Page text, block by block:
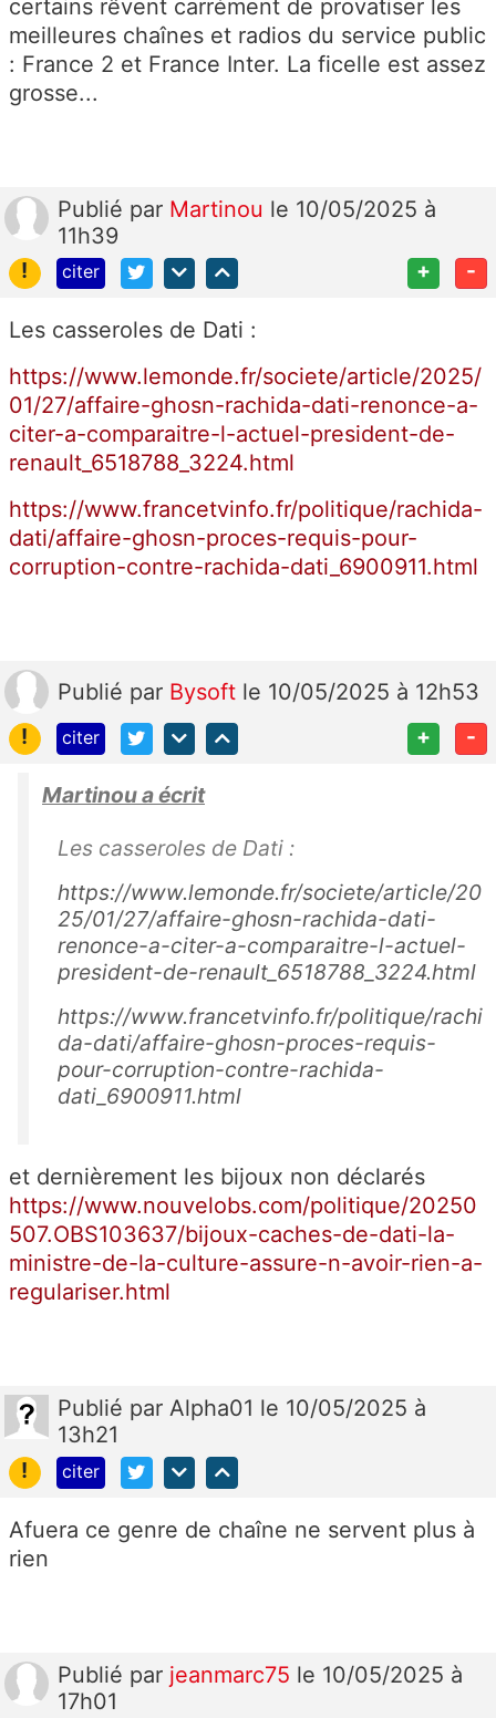
certains rêvent carrément de provatiser les
meilleures chaînes et radios du service public
: France 2 et France Inter. La ficelle est assez
grosse...
Publié par Martinou le 10/05/2025 à
11h39
!
citer + -
Les casseroles de Dati :
https://www.lemonde.fr/societe/article/2025/
01/27/affaire-ghosn-rachida-dati-renonce-a-
citer-a-comparaitre-l-actuel-president-de-
renault_6518788_3224.html
https://www.francetvinfo.fr/politique/rachida-
dati/affaire-ghosn-proces-requis-pour-
corruption-contre-rachida-dati_6900911.html
Publié par Bysoft le 10/05/2025 à 12h53
!
citer + -
Martinou a écrit
Les casseroles de Dati :
https://www.lemonde.fr/societe/article/20
25/01/27/affaire-ghosn-rachida-dati-
renonce-a-citer-a-comparaitre-l-actuel-
president-de-renault_6518788_3224.html
https://www.francetvinfo.fr/politique/rachi
da-dati/affaire-ghosn-proces-requis-
pour-corruption-contre-rachida-
dati_6900911.html
et dernièrement les bijoux non déclarés
https://www.nouvelobs.com/politique/20250
507.OBS103637/bijoux-caches-de-dati-la-
ministre-de-la-culture-assure-n-avoir-rien-a-
regulariser.html
Publié par Alpha01 le 10/05/2025 à
13h21
!
citer
Afuera ce genre de chaîne ne servent plus à
rien
Publié par jeanmarc75 le 10/05/2025 à
17h01